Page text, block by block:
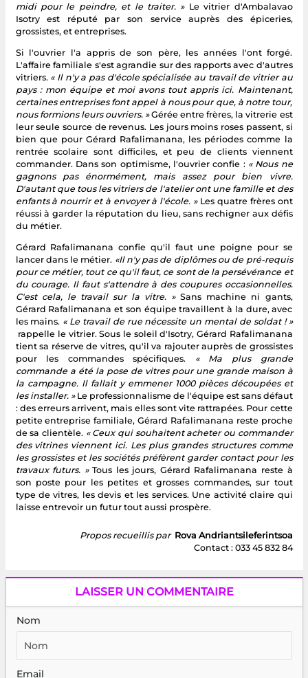
midi pour le peindre, et le traiter. »Le vitrier d'Ambalavao
Isotry est réputé par son service auprès des épiceries,
grossistes, et entreprises.
Si l'ouvrier l'a appris de son père, les années l'ont forgé.
L'affaire familiale s'est agrandie sur des rapports avec d'autres
vitriers. « Il n'y a pas d'école spécialisée au travail de vitrier au
pays : mon équipe et moi avons tout appris ici. Maintenant,
certaines entreprises font appel à nous pour que, à notre tour,
nous formions leurs ouvriers. »Gérée entre frères, la vitrerie est
leur seule source de revenus. Les jours moins roses passent, si
bien que pour Gérard Rafalimanana, les périodes comme la
rentrée scolaire sont difficiles, et peu de clients viennent
commander. Dans son optimisme, l'ouvrier confie : « Nous ne
gagnons pas énormément, mais assez pour bien vivre.
D'autant que tous les vitriers de l'atelier ont une famille et des
enfants à nourrir et à envoyer à l'école. »Les quatre frères ont
réussi à garder la réputation du lieu, sans rechigner aux défis
du métier.
Gérard Rafalimanana confie qu'il faut une poigne pour se
lancer dans le métier. «Il n'y pas de diplômes ou de pré-requis
pour ce métier, tout ce qu'il faut, ce sont de la persévérance et
du courage. Il faut s'attendre à des coupures occasionnelles.
C'est cela, le travail sur la vitre. »Sans machine ni gants,
Gérard Rafalimanana et son équipe travaillent à la dure, avec
les mains. « Le travail de rue nécessite un mental de soldat ! »
rappelle le vitrier. Sous le soleil d'Isotry, Gérard Rafalimanana
tient sa réserve de vitres, qu'il va rajouter auprès de grossistes
pour les commandes spécifiques. « Ma plus grande
commande a été la pose de vitres pour une grande maison à
la campagne. Il fallait y emmener 1000 pièces découpées et
les installer. » Le professionnalisme de l'équipe est sans défaut
: des erreurs arrivent, mais elles sont vite rattrapées. Pour cette
petite entreprise familiale, Gérard Rafalimanana reste proche
de sa clientèle. « Ceux qui souhaitent acheter ou commander
des vitrines viennent ici. Les plus grandes structures comme
les grossistes et les sociétés préfèrent garder contact pour les
travaux futurs. »Tous les jours, Gérard Rafalimanana reste à
son poste pour les petites et grosses commandes, sur tout
type de vitres, les devis et les services. Une activité claire qui
laisse entrevoir un futur tout aussi prospère.
Propos recueillis par Rova Andriantsileferintsoa
Contact : 033 45 832 84
LAISSER UN COMMENTAIRE
Nom
Email